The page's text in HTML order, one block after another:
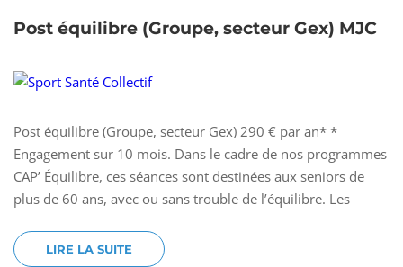
Post équilibre (Groupe, secteur Gex) MJC
Post équilibre (Groupe, secteur Gex) 290 € par an* *
Engagement sur 10 mois. Dans le cadre de nos programmes
CAP’ Équilibre, ces séances sont destinées aux seniors de
plus de 60 ans, avec ou sans trouble de l’équilibre. Les
LIRE LA SUITE